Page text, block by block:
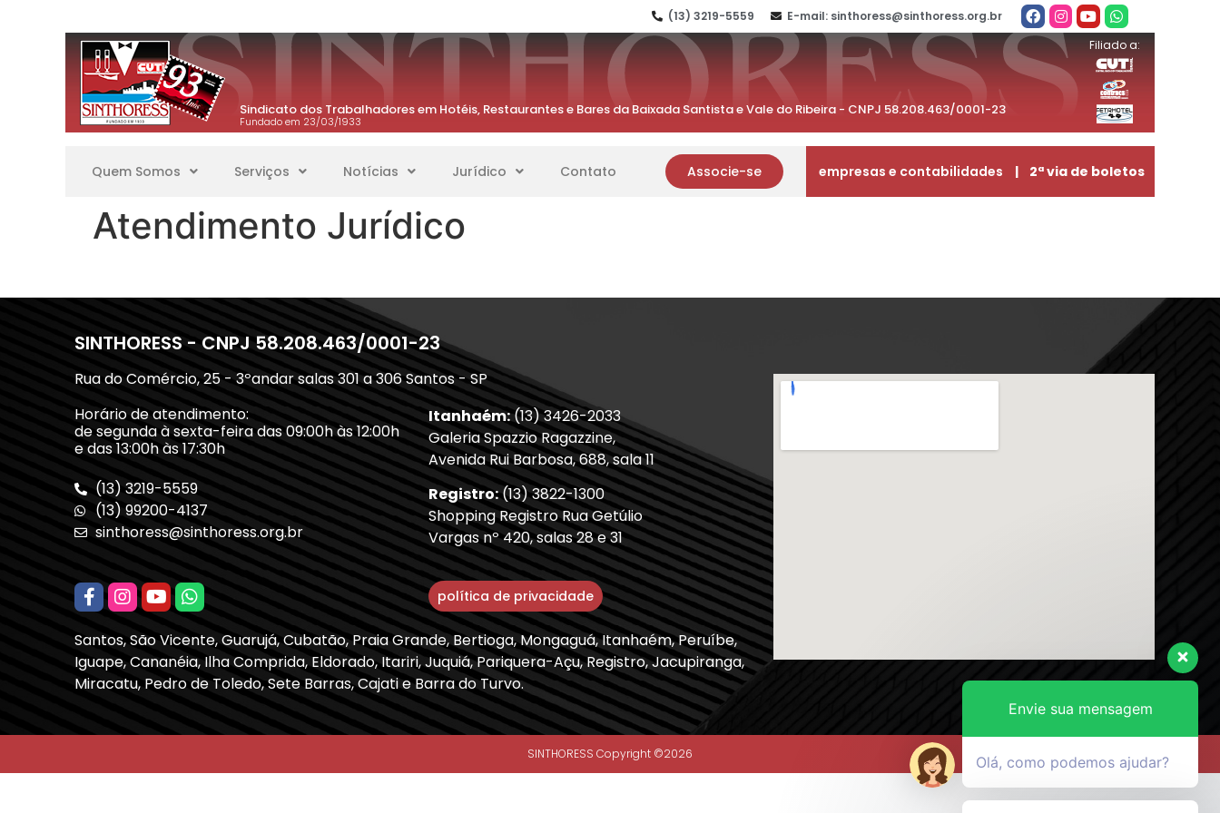
(13) 3219-5559 E-mail: sinthoress@sinthoress.org.br
Sindicato dos Trabalhadores em Hotéis, Restaurantes e Bares da Baixada Santista e Vale do Ribeira - CNPJ 58.208.463/0001-23
Fundado em 23/03/1933
Filiado a:
Quem Somos Serviços Notícias Jurídico Contato Associe-se empresas e contabilidades | 2ª via de boletos
Atendimento Jurídico
SINTHORESS - CNPJ 58.208.463/0001-23
Rua do Comércio, 25 - 3ºandar salas 301 a 306 Santos - SP
Horário de atendimento:
de segunda à sexta-feira das 09:00h às 12:00h
e das 13:00h às 17:30h
(13) 3219-5559
(13) 99200-4137
sinthoress@sinthoress.org.br
Itanhaém:(13) 3426-2033
Galeria Spazzio Ragazzine,
Avenida Rui Barbosa, 688, sala 11
Registro:(13) 3822-1300
Shopping Registro Rua Getúlio
Vargas nº 420, salas 28 e 31
política de privacidade
Santos, São Vicente, Guarujá, Cubatão, Praia Grande, Bertioga, Mongaguá, Itanhaém, Peruíbe,
Iguape, Cananéia, Ilha Comprida, Eldorado, Itariri, Juquiá, Pariquera-Açu, Registro, Jacupiranga,
Miracatu, Pedro de Toledo, Sete Barras, Cajati e Barra do Turvo.
SINTHORESS Copyright ©2026
Envie sua mensagem
Olá, como podemos ajudar?